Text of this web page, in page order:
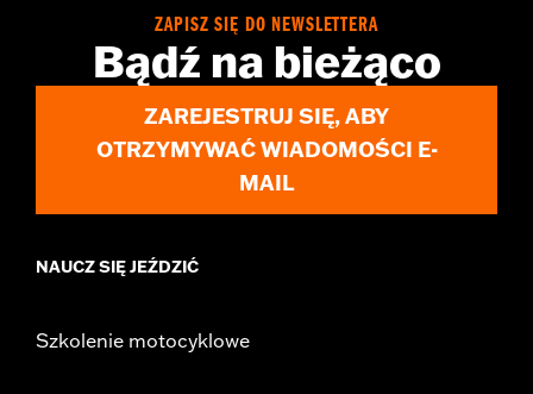
Pair
All necessary mounting hardware
WARRANTY:1 year limited warranty – Go towww.h-
for full details
ZAPISZ SIĘ DO NEWSLETTERA
Bądź na bieżąco
ZAREJESTRUJ SIĘ, ABY
OTRZYMYWAĆ WIADOMOŚCI E-
MAIL
NAUCZ SIĘ JEŹDZIĆ
Szkolenie motocyklowe